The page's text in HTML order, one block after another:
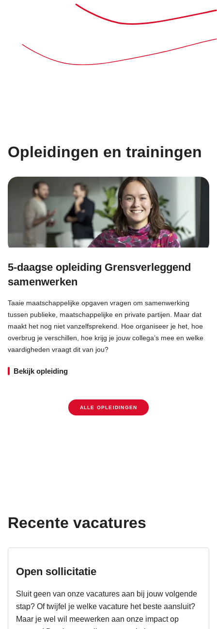
Opleidingen en trainingen
5-daagse opleiding Grensverleggend
samenwerken
Taaie maatschappelijke opgaven vragen om samenwerking
tussen publieke, maatschappelijke en private partijen. Maar dat
maakt het nog niet vanzelfsprekend. Hoe organiseer je het, hoe
overbrug je verschillen, hoe krijg je jouw collega’s mee en welke
vaardigheden vraagt dit van jou?
Bekijk opleiding
ALLE OPLEIDINGEN
Recente vacatures
Open sollicitatie
Sluit geen van onze vacatures aan bij jouw volgende
stap? Of twijfel je welke vacature het beste aansluit?
Maar je wel wil meewerken aan onze impact op